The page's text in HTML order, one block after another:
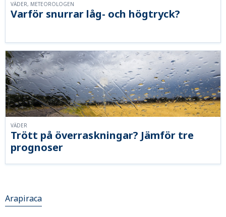
Varför snurrar låg- och högtryck?
VÄDER, METEOROLOGEN
Trött på överraskningar? Jämför tre
prognoser
VÄDER
Arapiraca